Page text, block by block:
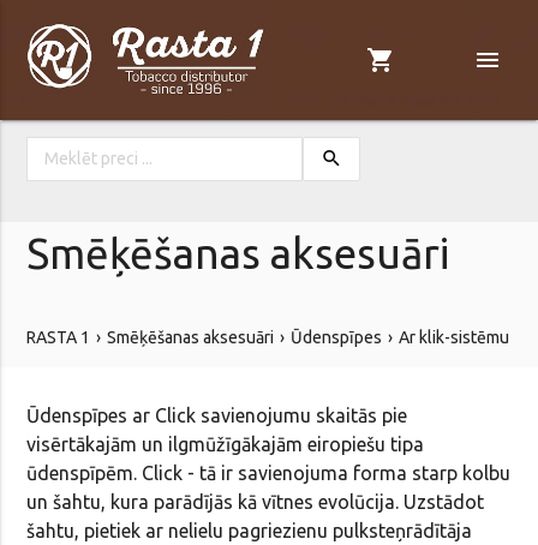
shopping_cart menu
search
Smēķēšanas aksesuāri
RASTA 1 Smēķēšanas aksesuāri Ūdenspīpes Ar klik-sistēmu
Ūdenspīpes ar Click savienojumu skaitās pie
visērtākajām un ilgmūžīgākajām eiropiešu tipa
ūdenspīpēm. Click - tā ir savienojuma forma starp kolbu
un šahtu, kura parādījās kā vītnes evolūcija. Uzstādot
šahtu, pietiek ar nelielu pagriezienu pulksteņrādītāja